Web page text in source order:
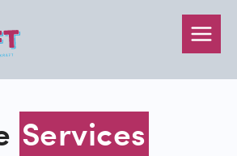
Services